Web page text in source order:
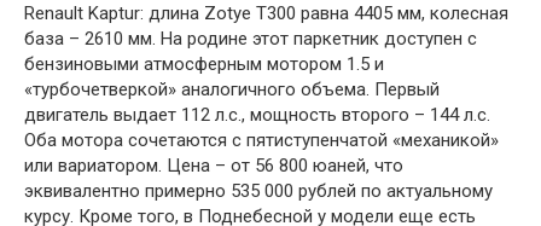
Renault Kaptur: длина Zotye T300 равна 4405 мм, колесная
база – 2610 мм. На родине этот паркетник доступен с
бензиновыми атмосферным мотором 1.5 и
«турбочетверкой» аналогичного объема. Первый
двигатель выдает 112 л.с., мощность второго – 144 л.с.
Оба мотора сочетаются с пятиступенчатой «механикой»
или вариатором. Цена – от 56 800 юаней, что
эквивалентно примерно 535 000 рублей по актуальному
курсу. Кроме того, в Поднебесной у модели еще есть